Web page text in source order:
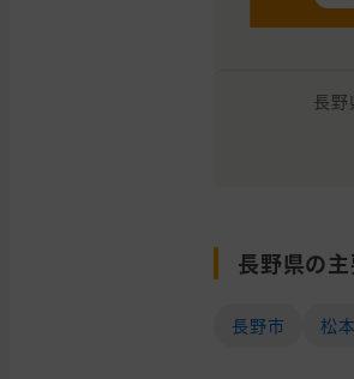
長野
長野県の
長野市 松